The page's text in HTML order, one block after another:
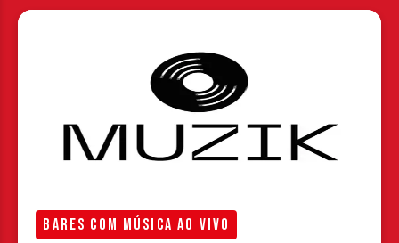
BARES COM MÚSICA AO VIVO